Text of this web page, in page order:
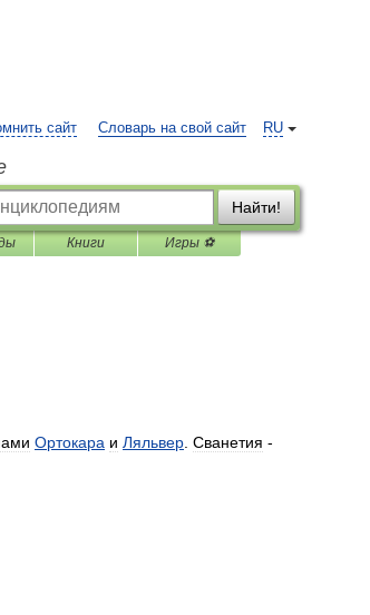
RU
сайт Словарь на свой сайт
Найти!
Книги Игры ⚽
Ортокара и Ляльвер Сванетия -